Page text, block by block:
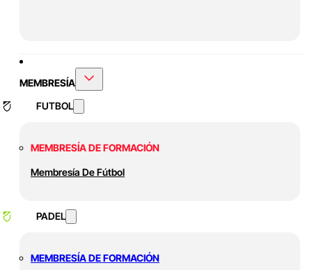
MEMBRESÍA
FUTBOL
MEMBRESÍA DE FORMACIÓN
Membresía De Fútbol
PADEL
MEMBRESÍA DE FORMACIÓN